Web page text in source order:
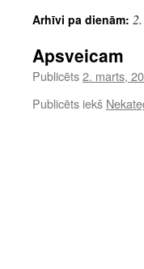
Arhīvi pa dienām:
Apsveicam
Publicēts2. marts,
Publicēts iekš